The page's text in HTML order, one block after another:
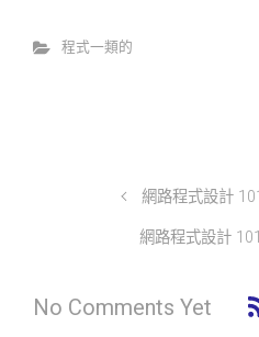
程式一類的
網路程式設計
網路程式設計
No Comments Yet